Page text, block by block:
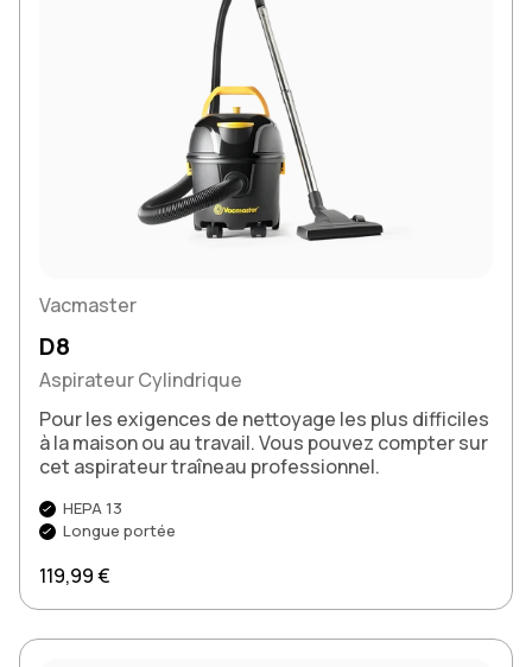
Vacmaster
D8
Aspirateur Cylindrique
Pour les exigences de nettoyage les plus difficiles
à la maison ou au travail. Vous pouvez compter sur
cet aspirateur traîneau professionnel.
HEPA 13
Longue portée
Prix régulier
119,99 €